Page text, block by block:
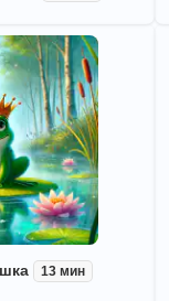
13 мин